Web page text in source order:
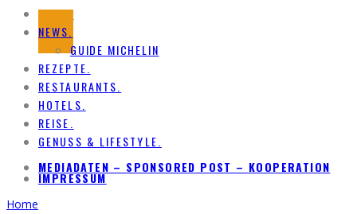
HOME.
NEWS.
GUIDE MICHELIN
REZEPTE.
RESTAURANTS.
HOTELS.
REISE.
GENUSS & LIFESTYLE.
MEDIADATEN – SPONSORED POST – KOOPERATION
IMPRESSUM
Home